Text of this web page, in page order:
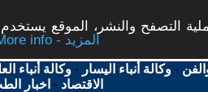
التصفح والنشر، الموقع
More info - المزيد
-وكالة أنباء اليسار -وكالة أنباء
الاقتصاد - اخبار